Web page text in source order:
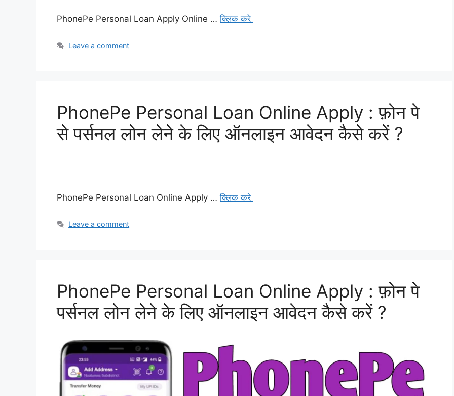
PhonePe Personal Loan Apply Online …क्लिक करे
Leave a comment
PhonePe Personal Loan Online Apply : फ़ोन पे
से पर्सनल लोन लेने के लिए ऑनलाइन आवेदन कैसे करें ?
PhonePe Personal Loan Online Apply …क्लिक करे
Leave a comment
PhonePe Personal Loan Online Apply : फ़ोन पे
पर्सनल लोन लेने के लिए ऑनलाइन आवेदन कैसे करें ?